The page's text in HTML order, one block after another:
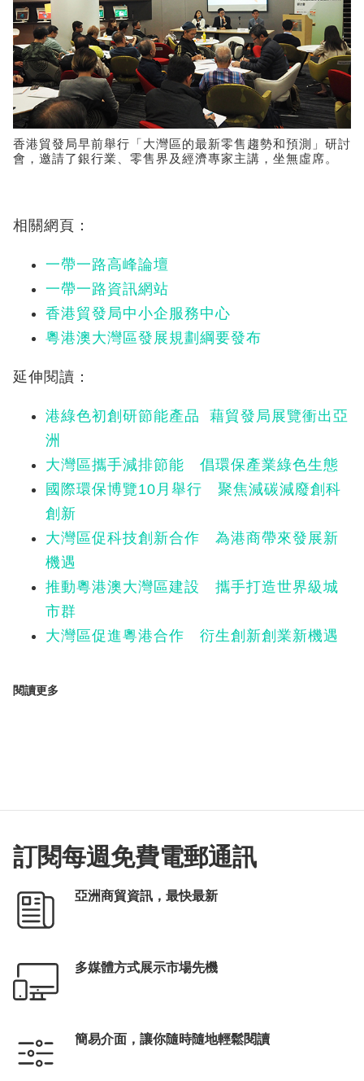
香港貿發局早前舉行「大灣區的最新零售趨勢和預測」研討
會，邀請了銀行業、零售界及經濟專家主講，坐無虛席。
相關網頁：
一帶一路高峰論壇
一帶一路資訊網站
香港貿發局中小企服務中心
粵港澳大灣區發展規劃綱要發布
延伸閱讀：
港綠色初創研節能產品 藉貿發局展覽衝出亞
洲
大灣區攜手減排節能 倡環保產業綠色生態
國際環保博覽10月舉行 聚焦減碳減廢創科
創新
大灣區促科技創新合作 為港商帶來發展新
機遇
推動粵港澳大灣區建設 攜手打造世界級城
市群
大灣區促進粵港合作 衍生創新創業新機遇
閱讀更多
訂閱每週免費電郵通訊
亞洲商貿資訊，最快最新
多媒體方式展示市場先機
簡易介面，讓你隨時隨地輕鬆閱讀